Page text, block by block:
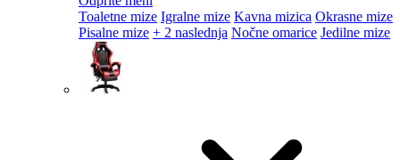
Toaletne mize Igralne mize Kavna mizica Okrasne mize
Pisalne mize + 2 naslednja Nočne omarice Jedilne mize